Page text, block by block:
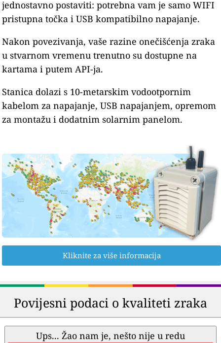
jednostavno postaviti: potrebna vam je samo WIFI
pristupna točka i USB kompatibilno napajanje.
Nakon povezivanja, vaše razine onečišćenja zraka
u stvarnom vremenu trenutno su dostupne na
kartama i putem API-ja.
Stanica dolazi s 10-metarskim vodootpornim
kabelom za napajanje, USB napajanjem, opremom
za montažu i dodatnim solarnim panelom.
Kliknite za više informacija
Povijesni podaci o kvaliteti zraka
Ups... Žao nam je, nešto nije u redu